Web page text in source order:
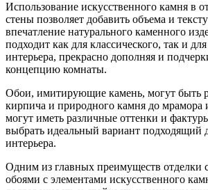
Использование искусственного камня в
стены позволяет добавить объема и
впечатление натурального каменного
подходит как для классического, так и
интерьера, прекрасно дополняя и
концепцию комнаты.
Обои, имитирующие камень, могут быть
кирпича и природного камня до мрамора
могут иметь различные оттенки и
выбрать идеальный вариант подходящий
интерьера.
Одним из главных преимуществ отделки
обоями с элементами искусственного